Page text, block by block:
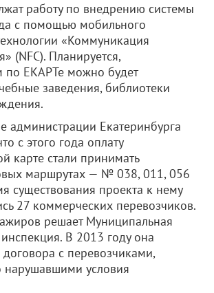
работу по внедрению системы
с помощью мобильного
«Коммуникация
(NFC). Планируется,
по ЕКАРТе можно будет
заведения, библиотеки
администрации Екатеринбурга
с этого года оплату
карте стали принимать
маршрутах — № 038, 011, 056
существования проекта к нему
27 коммерческих перевозчиков.
решает Муниципальная
В 2013 году она
договора с перевозчиками,
нарушавшими условия